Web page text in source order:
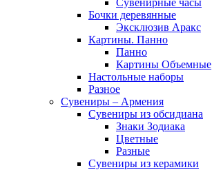
Сувенирные часы
Бочки деревянные
Эксклюзив Аракс
Картины. Панно
Панно
Картины Объемные
Настольные наборы
Разное
Сувениры – Армения
Сувениры из обсидиана
Знаки Зодиака
Цветные
Разные
Сувениры из керамики